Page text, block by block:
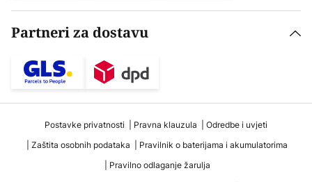
Partneri za dostavu
Postavke privatnosti Pravna klauzula
Odredbe i uvjeti
Zaštita osobnih podataka
Pravilnik o baterijama i akumulatorima
Pravilno odlaganje žarulja